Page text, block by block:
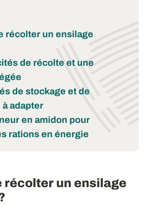
récolter un ensilage
de récolte et une
de stockage et de
adapter
en amidon pour
rations en énergie
récolter un ensilage